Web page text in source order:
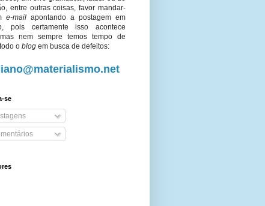
entre outras coisas, favor mandar-
e-mail apontando a postagem em
pois certamente isso acontece
nem sempre temos tempo de
o blog em busca de defeitos:
se